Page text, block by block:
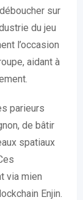
sur
du jeu
l’occasion
aidant à
parieurs
de bâtir
spatiaux
via mien
Enjin.